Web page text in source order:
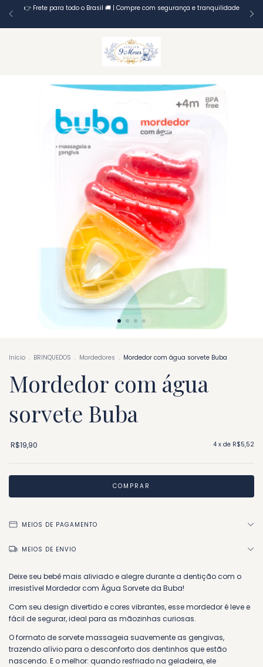
👉 Frete para todo o Brasil 🚚 | Compre com segurança e tranquilidade
Início . BRINQUEDOS . Mordedores . Mordedor com água sorvete Buba
Mordedor com água
sorvete Buba
R$19,90 4 x de R$5,52
MEIOS DE PAGAMENTO
MEIOS DE ENVIO
Deixe seu bebê mais aliviado e alegre durante a dentição com o
irresistível Mordedor com Água Sorvete da Buba!
Com seu design divertido e cores vibrantes, esse mordedor é leve e
fácil de segurar, ideal para as mãozinhas curiosas.
O formato de sorvete massageia suavemente as gengivas,
trazendo alívio para o desconforto dos dentinhos que estão
nascendo. E o melhor: quando resfriado na geladeira, ele